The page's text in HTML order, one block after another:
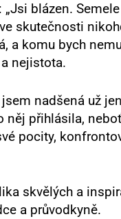
blázen.
skutečnosti
a komu bych
nejistota.
nadšená už
přihlásila,
pocity,
skvělých a
a průvodkyně.